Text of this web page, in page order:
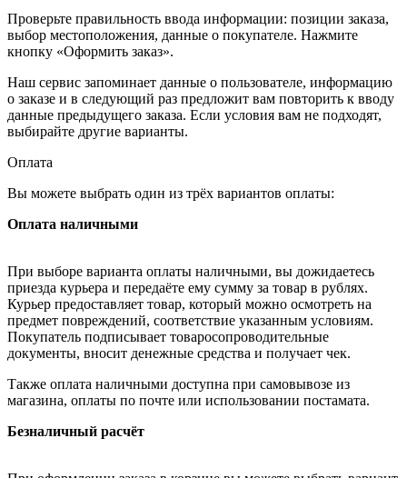
Проверьте правильность ввода информации: позиции заказа,
выбор местоположения, данные о покупателе. Нажмите
кнопку «Оформить заказ».
Наш сервис запоминает данные о пользователе, информацию
о заказе и в следующий раз предложит вам повторить к вводу
данные предыдущего заказа. Если условия вам не подходят,
выбирайте другие варианты.
Оплата
Вы можете выбрать один из трёх вариантов оплаты:
Оплата наличными
При выборе варианта оплаты наличными, вы дожидаетесь
приезда курьера и передаёте ему сумму за товар в рублях.
Курьер предоставляет товар, который можно осмотреть на
предмет повреждений, соответствие указанным условиям.
Покупатель подписывает товаросопроводительные
документы, вносит денежные средства и получает чек.
Также оплата наличными доступна при самовывозе из
магазина, оплаты по почте или использовании постамата.
Безналичный расчёт